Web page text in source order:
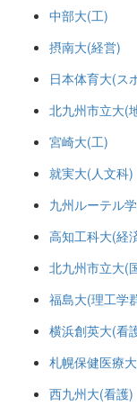
中部大(工)
摂南大(経営)
日本体育大(ス
北九州市立大(
宮崎大(工)
就実大(人文科)
九州ルーテル
高知工科大(経
北九州市立大(
福島大(理工学
横浜創英大(看
札幌保健医療
西九州大(看護)